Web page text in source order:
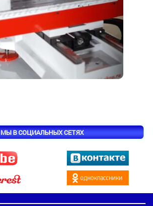
МЫ В СОЦИАЛЬНЫХ СЕТЯХ